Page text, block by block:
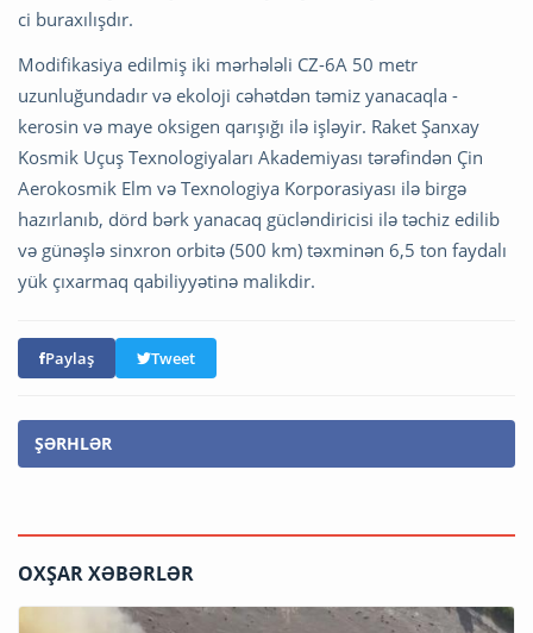
ci buraxılışdır.
Modifikasiya edilmiş iki mərhələli CZ-6A 50 metr
uzunluğundadır və ekoloji cəhətdən təmiz yanacaqla -
kerosin və maye oksigen qarışığı ilə işləyir. Raket Şanxay
Kosmik Uçuş Texnologiyaları Akademiyası tərəfindən Çin
Aerokosmik Elm və Texnologiya Korporasiyası ilə birgə
hazırlanıb, dörd bərk yanacaq gücləndiricisi ilə təchiz edilib
və günəşlə sinxron orbitə (500 km) təxminən 6,5 ton faydalı
yük çıxarmaq qabiliyyətinə malikdir.
Paylaş Tweet
ŞƏRHLƏR
OXŞAR XƏBƏRLƏR